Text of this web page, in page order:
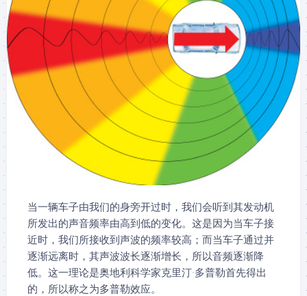
当一辆车子由我们的身旁开过时，我们会听到其发动机
所发出的声音频率由高到低的变化。这是因为当车子接
近时，我们所接收到声波的频率较高；而当车子通过并
逐渐远离时，其声波波长逐渐增长，所以音频逐渐降
低。这一理论是奥地利科学家克里汀·多普勒首先得出
的，所以称之为多普勒效应。